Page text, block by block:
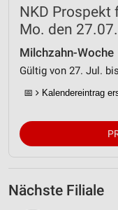
NKD Prospekt
Mo. den 27.07.
Milchzahn-Woche
Gültig von 27. Jul.
📅 Kalendereintrag
Nächste Filiale